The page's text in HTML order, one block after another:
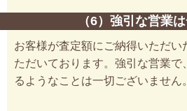
（6）強引な営業
お客様が査定額にご納得いただい
ただいております。強引な営業で
るようなことは一切ございません。